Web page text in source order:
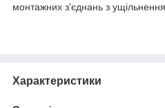
монтажних з'єднань з
Характеристики